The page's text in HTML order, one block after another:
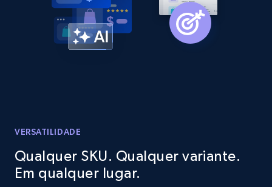
products from Brands URLs
Title, Seller name, Brand, Description, Initial
price, Currency, Availability, Reviews count, and
URL, Product id, Listing inventory id, Title, Rating,
Reviews count shop, Reviews count item, Initial
VERSATILIDADE
Qualquer SKU. Qualquer variante.
Em qualquer lugar.